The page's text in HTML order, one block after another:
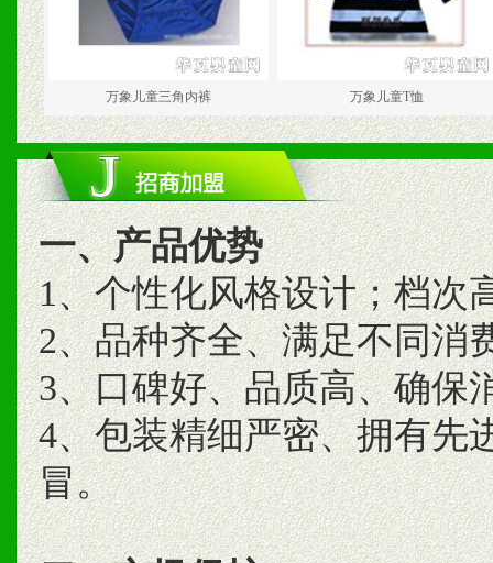
万象儿童三角内裤 万象儿童T恤
一、产品优势
1、个性化风格设计；档次
2、品种齐全、满足不同消
3、口碑好、品质高、确保
4、包装精细严密、拥有先
冒。